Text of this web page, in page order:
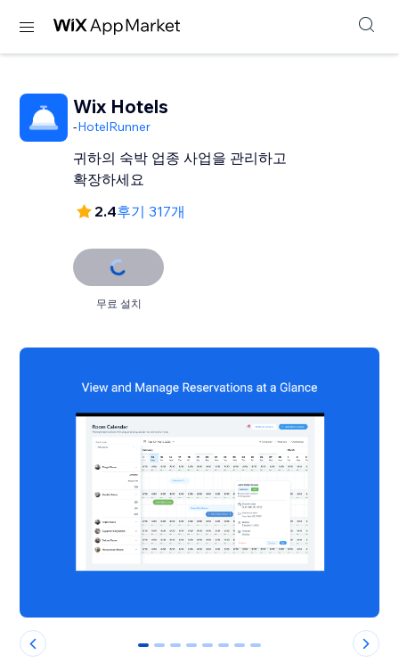
Wix Hotels
-HotelRunner
귀하의 숙박 업종 사업을 관리하고
확장하세요
2.4후기 317개
무료 설치
0 1 2 3 4 5 6 7